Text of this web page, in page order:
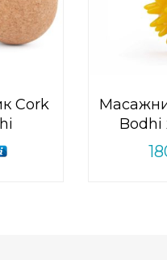
Cork
Bodhi
0
of
5
Add to